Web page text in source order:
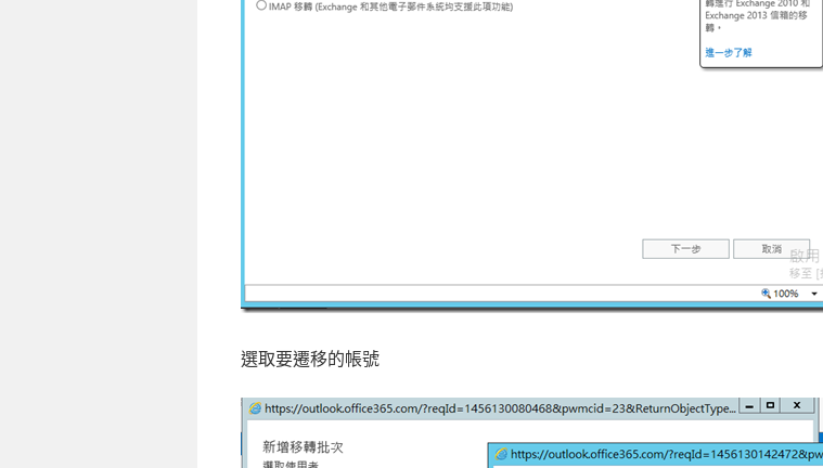
選取要遷移的帳號